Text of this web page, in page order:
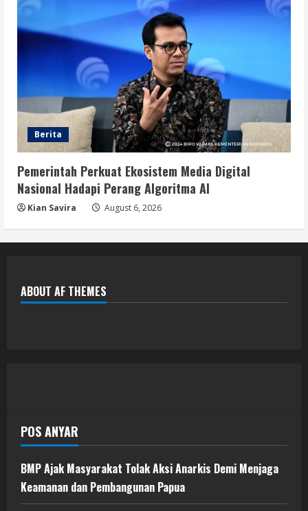
Berita
Pemerintah Perkuat Ekosistem Media Digital
Nasional Hadapi Perang Algoritma AI
Kian Savira August 6, 2026
ABOUT AF THEMES
POS ANYAR
BMP Ajak Masyarakat Tolak Aksi Anarkis Demi Menjaga
Keamanan dan Pembangunan Papua